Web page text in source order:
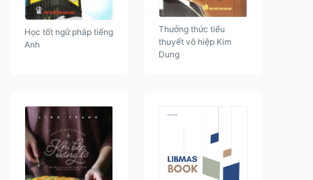
Học tốt ngữ pháp tiếng
Anh
Thưởng thức tiểu
thuyết võ hiệp Kim
Dung